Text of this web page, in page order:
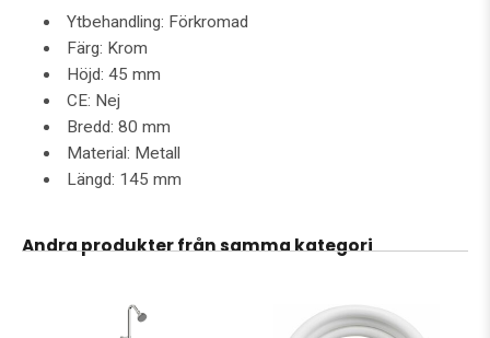
Ytbehandling: Förkromad
Färg: Krom
Höjd: 45 mm
CE: Nej
Bredd: 80 mm
Material: Metall
Längd: 145 mm
Andra produkter från samma kategori